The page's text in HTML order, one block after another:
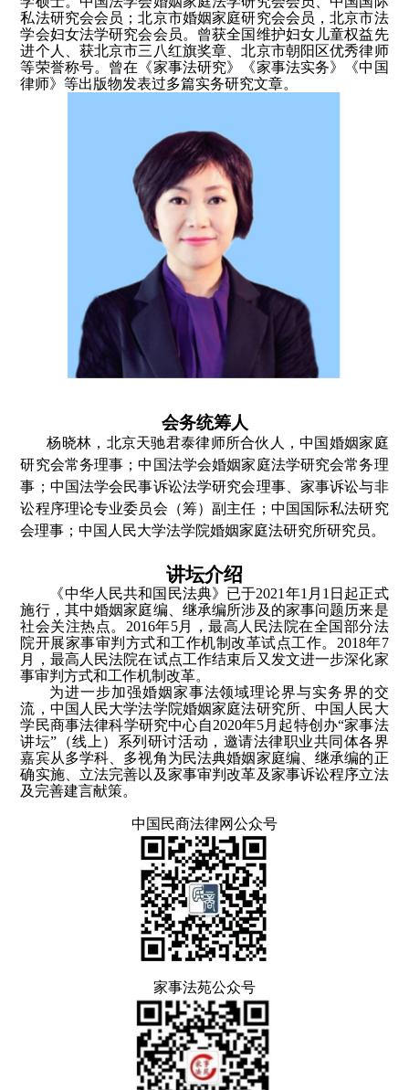
私法研究会会员；北京市婚姻家庭研究会会员，北京市法
学会妇女法学研究会会员。曾获全国维护妇女儿童权益先
进个人、获北京市三八红旗奖章、北京市朝阳区优秀律师
等荣誉称号。曾在《家事法研究》《家事法实务》《中国
律师》等出版物发表过多篇实务研究文章。
会务统筹人
杨晓林，北京天驰君泰律师所合伙人，中国婚姻家庭
研究会常务理事；中国法学会婚姻家庭法学研究会常务理
事；中国法学会民事诉讼法学研究会理事、家事诉讼与非
讼程序理论专业委员会（筹）副主任；中国国际私法研究
会理事；中国人民大学法学院婚姻家庭法研究所研究员。
讲坛介绍
《中华人民共和国民法典》已于2021 年1 月 1 日起正式
施行，其中婚姻家庭编、继承编所涉及的家事问题历来是
社会关注热点。 2016年5月，最高人民法院在全国部分法
院开展家事审判方式和工作机制改革试点工作。 2018年7
月，最高人民法院在试点工作结束后又发文进一步深化家
事审判方式和工作机制改革。
为进一步加强婚姻家事法领域理论界与实务界的交
流，中国人民大学法学院婚姻家庭法研究所、中国人民大
学民商事法律科学研究中心自2020年5月起特创办“家事法
讲坛”（线上）系列研讨活动，邀请法律职业共同体各界
嘉宾从多学科、多视角为民法典婚姻家庭编、继承编的正
确实施、立法完善以及家事审判改革及家事诉讼程序立法
及完善建言献策。
中国民商法律网公众号
家事法苑公众号